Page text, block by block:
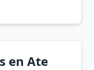
en Ate